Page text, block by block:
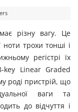
різну вагу. Це
трохи тонші і
регістрі їх
key Linear Graded
роді пристрій, що
ваги та
до відчуття і